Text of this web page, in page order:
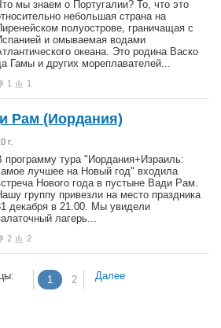
мы знаем о Португалии? То, что это
небольшая страна на
полуострове, граничащая с
и омываемая водами
океана. Это родина Васко
Гамы и других мореплавателей...
1 1
Рам (Иордания)
г.
программу тура "Иордания+Израиль:
лучшее на Новый год" входила
Нового года в пустыне Вади Рам.
группу привезли на место праздника
декабря в 21.00. Мы увидели
лагерь...
2 2
1 2 Далее